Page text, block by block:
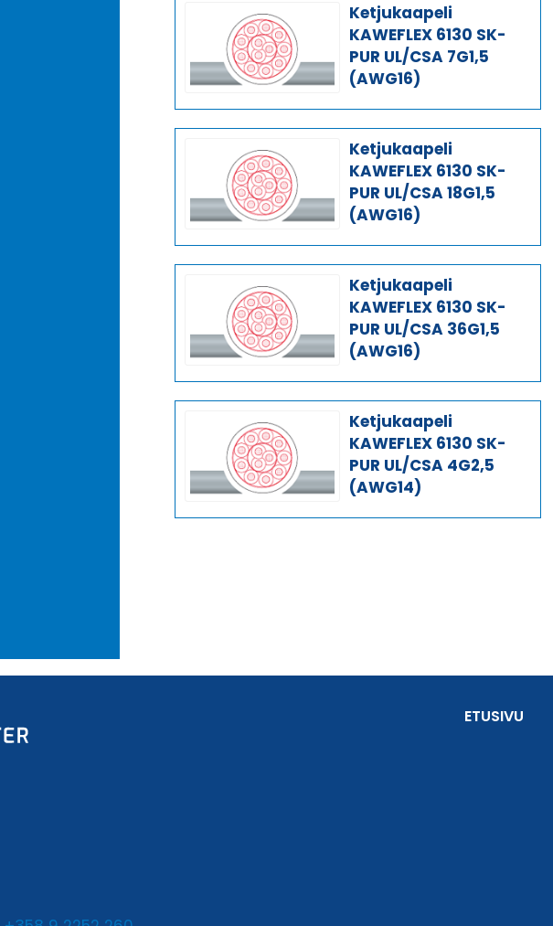
Ketjukaapeli
KAWEFLEX 6130 SK-
PUR UL/CSA 7G1,5
(AWG16)
Ketjukaapeli
KAWEFLEX 6130 SK-
PUR UL/CSA 18G1,5
(AWG16)
Ketjukaapeli
KAWEFLEX 6130 SK-
PUR UL/CSA 36G1,5
(AWG16)
Ketjukaapeli
KAWEFLEX 6130 SK-
PUR UL/CSA 4G2,5
(AWG14)
ETUSIVU